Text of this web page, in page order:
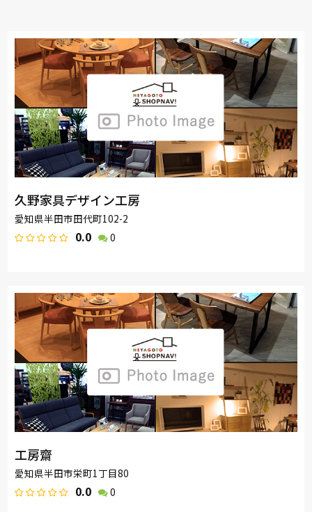
久野家具デザイン工房
愛知県半田市田代町102-2
0.0 0
工房齋
愛知県半田市栄町1丁目80
0.0 0